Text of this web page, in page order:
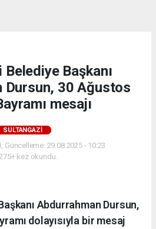
Başkanı
Dursun, 30 Ağustos
mesajı
SULTANGAZI
Güncelleme: 29.08.2025 - 10:23
kez okundu.
Abdurrahman Dursun,
dolayısıyla bir mesaj